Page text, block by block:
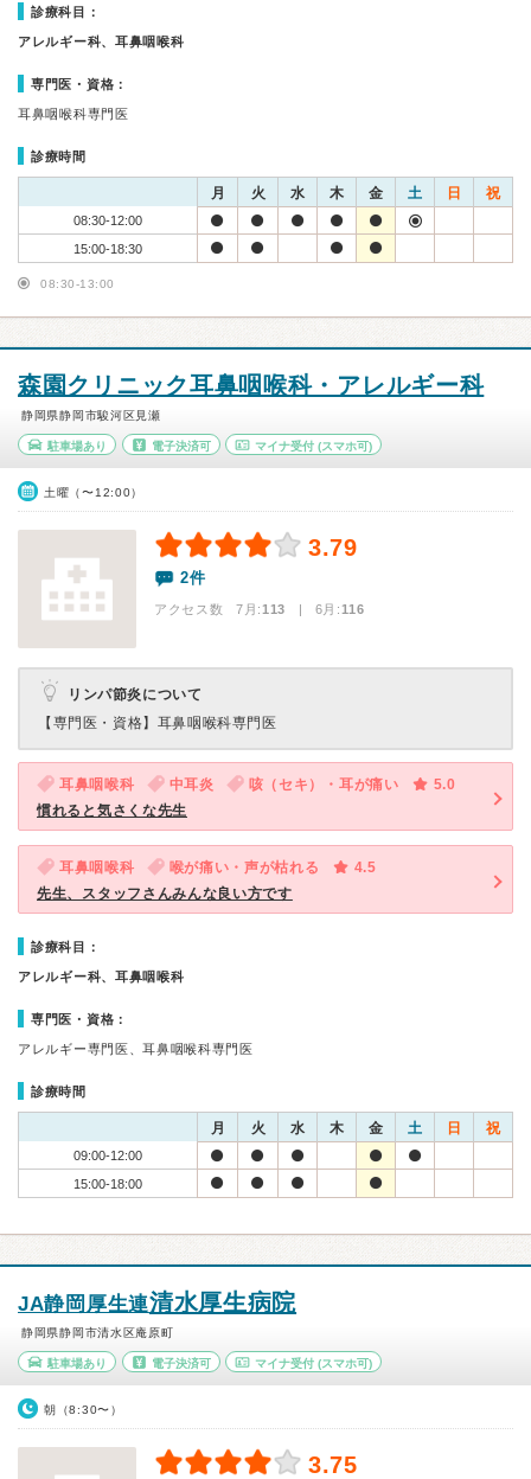
診療科目：
アレルギー科、耳鼻咽喉科
専門医・資格：
耳鼻咽喉科専門医
診療時間
月 火 水 木 金 土 日 祝
08:30-12:00
15:00-18:30
08:30-13:00
森園クリニック耳鼻咽喉科・アレルギー科
静岡県静岡市駿河区見瀬
駐車場あり 電子決済可 マイナ受付 (スマホ可)
土曜（〜12:00）
3.79
2件
アクセス数 7月:113 | 6月:116
リンパ節炎について
【専門医・資格】 耳鼻咽喉科専門医
耳鼻咽喉科 中耳炎 咳（セキ）・耳が痛い
5.0
慣れると気さくな先生
耳鼻咽喉科 喉が痛い・声が枯れる
4.5
先生、スタッフさんみんな良い方です
診療科目：
アレルギー科、耳鼻咽喉科
専門医・資格：
アレルギー専門医、耳鼻咽喉科専門医
診療時間
月 火 水 木 金 土 日 祝
09:00-12:00
15:00-18:00
JA静岡厚生連清水厚生病院
静岡県静岡市清水区庵原町
駐車場あり 電子決済可 マイナ受付 (スマホ可)
朝（8:30〜）
3.75